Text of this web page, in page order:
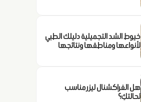
خيوط الشد التجميلية دليلك الطبي
لأنواعها ومناطقها ونتائجها
هل الفراكشنال ليزر مناسب
لحالتكِ؟